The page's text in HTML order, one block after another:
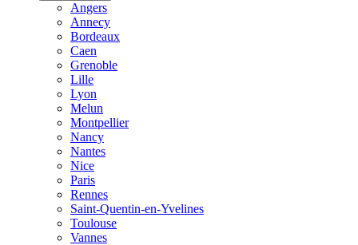
Angers
Annecy
Bordeaux
Caen
Grenoble
Lille
Lyon
Melun
Montpellier
Nancy
Nantes
Nice
Paris
Rennes
Saint-Quentin-en-Yvelines
Toulouse
Vannes